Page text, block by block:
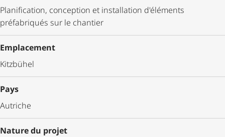
Planification, conception et installation d'éléments
préfabriqués sur le chantier
Emplacement
Kitzbühel
Pays
Autriche
Nature du projet